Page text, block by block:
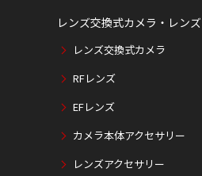
レンズ交換式カメラ・レンズ
レンズ交換式カメラ
RFレンズ
EFレンズ
カメラ本体アクセサリー
レンズアクセサリー